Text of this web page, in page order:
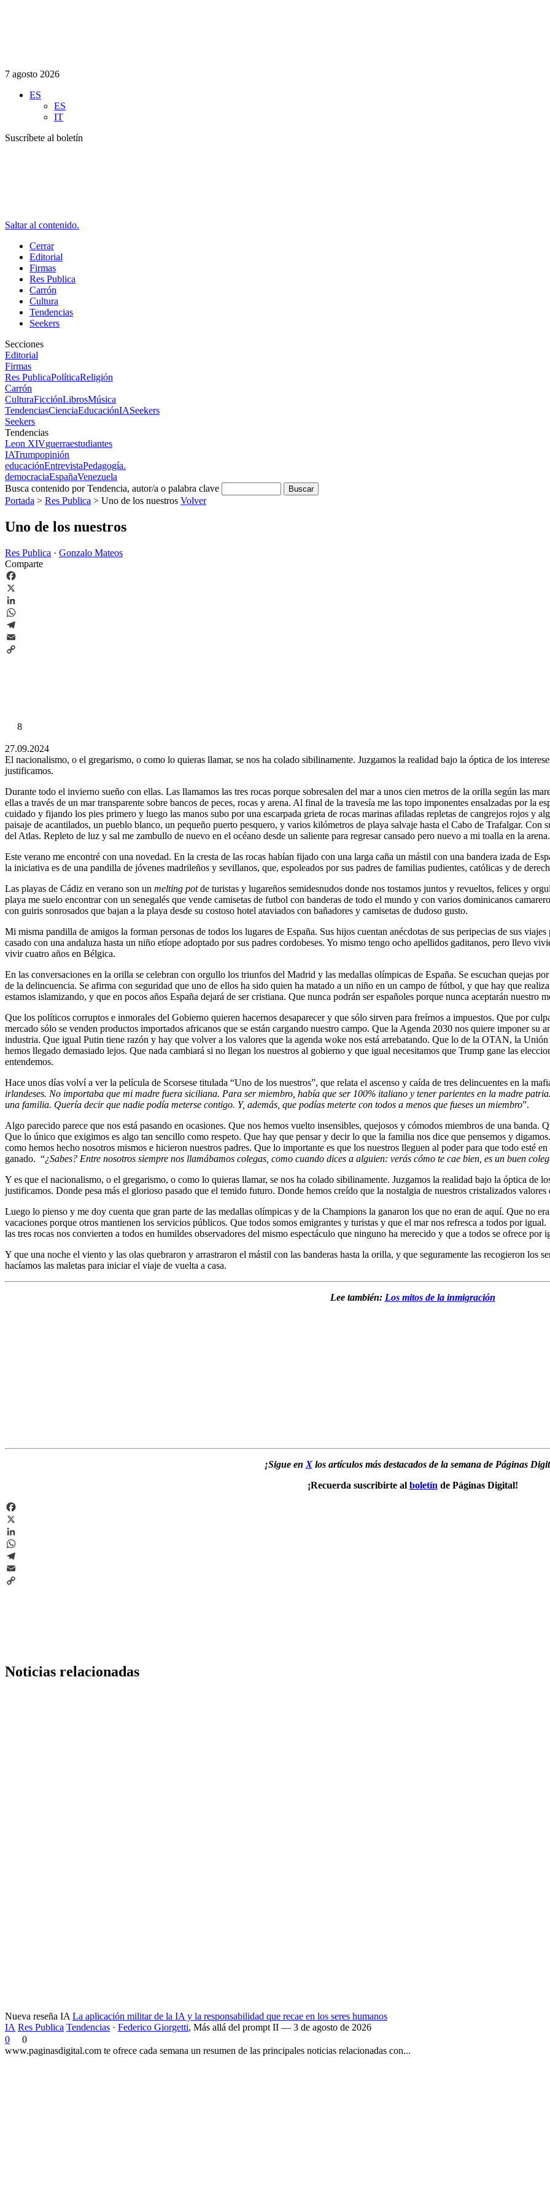
7 agosto 2026
ES
ES
IT
Suscríbete al boletín
Saltar al contenido.
Cerrar
Editorial
Firmas
Res Publica
Carrón
Cultura
Tendencias
Seekers
Secciones
Editorial
Firmas
Res PublicaPolíticaReligión
Carrón
CulturaFicciónLibrosMúsica
TendenciasCienciaEducaciónIASeekers
Seekers
Tendencias
Leon XIVguerraestudiantes
IATrumpopinión
educaciónEntrevistaPedagogía.
democraciaEspañaVenezuela
Busca contenido por Tendencia, autor/a o palabra clave
Portada > Res Publica > Uno de los nuestros Volver
Uno de los nuestros
Res Publica · Gonzalo Mateos
Comparte
Facebook
X
LinkedIn
WhatsApp
Telegram
Email
8
27.09.2024
El nacionalismo, o el gregarismo, o como lo quieras llamar, se nos ha colado sibilinamente. Juzgamos la realidad bajo la óptica de los
justificamos.
Durante todo el invierno sueño con ellas. Las llamamos las tres rocas porque sobresalen del mar a unos cien metros de la orilla según las
ellas a través de un mar transparente sobre bancos de peces, rocas y arena. Al final de la travesía me las topo imponentes ensalzadas por la
cuidado y fijando los pies primero y luego las manos subo por una escarpada grieta de rocas marinas afiladas repletas de cangrejos rojos y
paisaje de acantilados, un pueblo blanco, un pequeño puerto pesquero, y varios kilómetros de playa salvaje hasta el Cabo de Trafalgar. Con
del Atlas. Repleto de luz y sal me zambullo de nuevo en el océano desde un saliente para regresar cansado pero nuevo a mi toalla en la arena.
Este verano me encontré con una novedad. En la cresta de las rocas habían fijado con una larga caña un mástil con una bandera izada de
la iniciativa es de una pandilla de jóvenes madrileños y sevillanos, que, espoleados por sus padres de familias pudientes, católicas y de
Las playas de Cádiz en verano son un melting potde turistas y lugareños semidesnudos donde nos tostamos juntos y revueltos, felices y
playa me suelo encontrar con un senegalés que vende camisetas de futbol con banderas de todo el mundo y con varios dominicanos
con guiris sonrosados que bajan a la playa desde su costoso hotel ataviados con bañadores y camisetas de dudoso gusto.
Mi misma pandilla de amigos la forman personas de todos los lugares de España. Sus hijos cuentan anécdotas de sus peripecias de sus
casado con una andaluza hasta un niño etíope adoptado por sus padres cordobeses. Yo mismo tengo ocho apellidos gaditanos, pero llevo
vivir cuatro años en Bélgica.
En las conversaciones en la orilla se celebran con orgullo los triunfos del Madrid y las medallas olímpicas de España. Se escuchan quejas
de la delincuencia. Se afirma con seguridad que uno de ellos ha sido quien ha matado a un niño en un campo de fútbol, y que hay que
estamos islamizando, y que en pocos años España dejará de ser cristiana. Que nunca podrán ser españoles porque nunca aceptarán nuestro
Que los políticos corruptos e inmorales del Gobierno quieren hacernos desaparecer y que sólo sirven para freírnos a impuestos. Que por
mercado sólo se venden productos importados africanos que se están cargando nuestro campo. Que la Agenda 2030 nos quiere imponer su
industria. Que igual Putin tiene razón y hay que volver a los valores que la agenda woke nos está arrebatando. Que lo de la OTAN, la
hemos llegado demasiado lejos. Que nada cambiará si no llegan los nuestros al gobierno y que igual necesitamos que Trump gane las
entendemos.
Hace unos días volví a ver la película de Scorsese titulada “Uno de los nuestros”, que relata el ascenso y caída de tres delincuentes en la
irlandeses. No importaba que mi madre fuera siciliana. Para ser miembro, había que ser 100% italiano y tener parientes en la madre
una familia. Quería decir que nadie podía meterse contigo. Y, además, que podías meterte con todos a menos que fueses un miembro”.
Algo parecido parece que nos está pasando en ocasiones. Que nos hemos vuelto insensibles, quejosos y cómodos miembros de una banda.
Que lo único que exigimos es algo tan sencillo como respeto. Que hay que pensar y decir lo que la familia nos dice que pensemos y
como hemos hecho nosotros mismos e hicieron nuestros padres. Que lo importante es que los nuestros lleguen al poder para que todo esté
ganado. “¿Sabes? Entre nosotros siempre nos llamábamos colegas, como cuando dices a alguien: verás cómo te cae bien, es un buen
Y es que el nacionalismo, o el gregarismo, o como lo quieras llamar, se nos ha colado sibilinamente. Juzgamos la realidad bajo la óptica de
justificamos. Donde pesa más el glorioso pasado que el temido futuro. Donde hemos creído que la nostalgia de nuestros cristalizados
Luego lo pienso y me doy cuenta que gran parte de las medallas olímpicas y de la Champions la ganaron los que no eran de aquí. Que no
vacaciones porque otros mantienen los servicios públicos. Que todos somos emigrantes y turistas y que el mar nos refresca a todos por
las tres rocas nos convierten a todos en humildes observadores del mismo espectáculo que ninguno ha merecido y que a todos se ofrece por
Y que una noche el viento y las olas quebraron y arrastraron el mástil con las banderas hasta la orilla, y que seguramente las recogieron los
hacíamos las maletas para iniciar el viaje de vuelta a casa.
Lee también: Los mitos de la inmigración
¡Sigue en Xlos artículos más destacados de la semana de Páginas
¡Recuerda suscribirte al boletín de Páginas Digital!
Facebook
X
LinkedIn
WhatsApp
Telegram
Email
Noticias relacionadas
Nueva reseña IA La aplicación militar de la IA y la responsabilidad que recae en los seres humanos
IA Res Publica Tendencias · Federico Giorgetti, Más allá del prompt II — 3 de agosto de 2026
0
0
www.paginasdigital.com te ofrece cada semana un resumen de las principales noticias relacionadas con...